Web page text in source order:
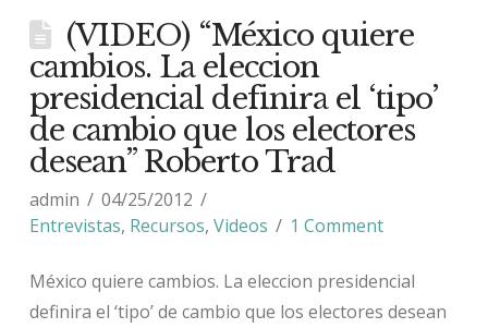
(VIDEO) “México quiere
cambios. La eleccion
presidencial definira el ‘tipo’
de cambio que los electores
desean” Roberto Trad
admin
04/25/2012
Entrevistas, Recursos, Videos 1 Comment
México quiere cambios. La eleccion presidencial
definira el ‘tipo’ de cambio que los electores desean